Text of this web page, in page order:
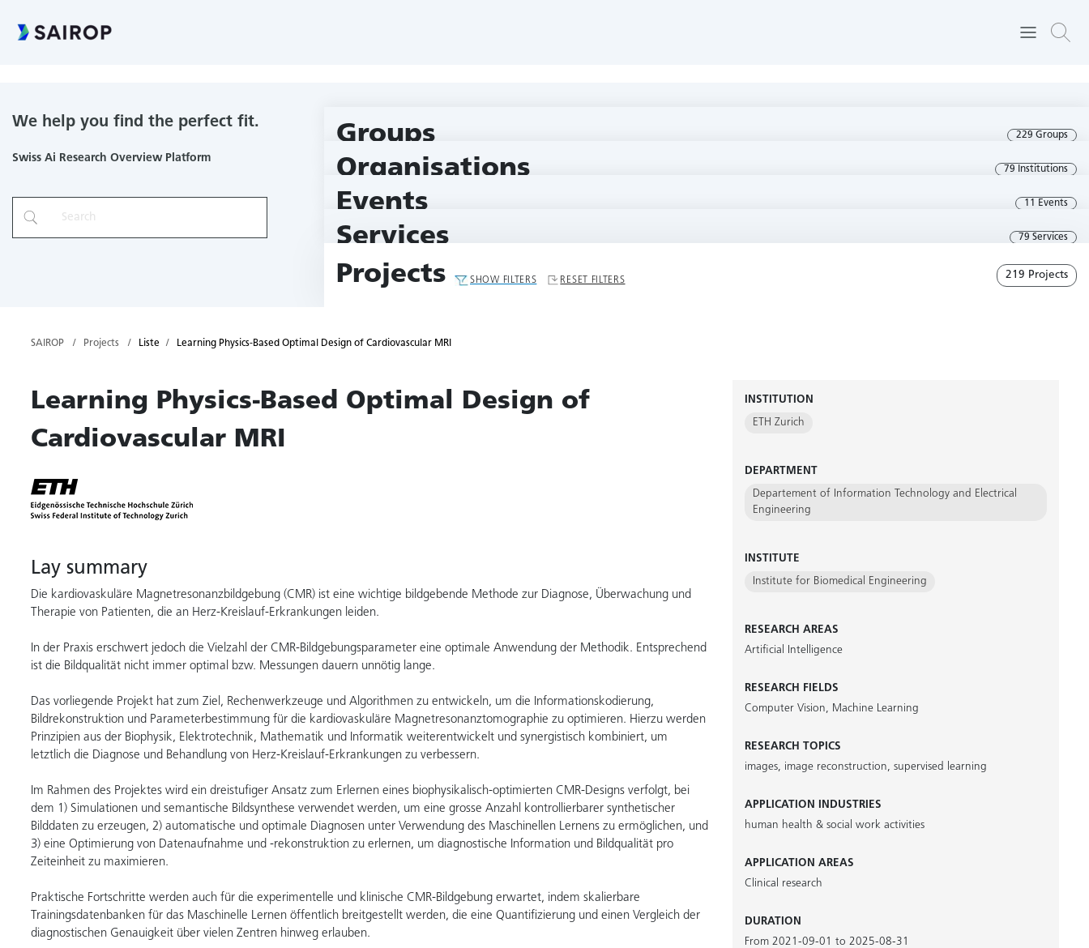
We help you find the perfect fit.
Swiss Ai Research Overview Platform
Groups 229 Groups
Organisations 79 Institutions
Events 11 Events
Services 79 Services
Projects SHOW FILTERS RESET FILTERS 219 Projects
SAIROP Projects Liste Learning Physics-Based Optimal Design of Cardiovascular MRI
Learning Physics-Based Optimal Design of
Cardiovascular MRI
Lay summary
Die kardiovaskuläre Magnetresonanzbildgebung (CMR) ist eine wichtige bildgebende Methode zur Diagnose, Überwachung und
Therapie von Patienten, die an Herz-Kreislauf-Erkrankungen leiden.
In der Praxis erschwert jedoch die Vielzahl der CMR-Bildgebungsparameter eine optimale Anwendung der Methodik. Entsprechend
ist die Bildqualität nicht immer optimal bzw. Messungen dauern unnötig lange.
Das vorliegende Projekt hat zum Ziel, Rechenwerkzeuge und Algorithmen zu entwickeln, um die Informationskodierung,
Bildrekonstruktion und Parameterbestimmung für die kardiovaskuläre Magnetresonanztomographie zu optimieren. Hierzu werden
Prinzipien aus der Biophysik, Elektrotechnik, Mathematik und Informatik weiterentwickelt und synergistisch kombiniert, um
letztlich die Diagnose und Behandlung von Herz-Kreislauf-Erkrankungen zu verbessern.
Im Rahmen des Projektes wird ein dreistufiger Ansatz zum Erlernen eines biophysikalisch-optimierten CMR-Designs verfolgt, bei
dem 1) Simulationen und semantische Bildsynthese verwendet werden, um eine grosse Anzahl kontrollierbarer synthetischer
Bilddaten zu erzeugen, 2) automatische und optimale Diagnosen unter Verwendung des Maschinellen Lernens zu ermöglichen, und
3) eine Optimierung von Datenaufnahme und -rekonstruktion zu erlernen, um diagnostische Information und Bildqualität pro
Zeiteinheit zu maximieren.
Praktische Fortschritte werden auch für die experimentelle und klinische CMR-Bildgebung erwartet, indem skalierbare
Trainingsdatenbanken für das Maschinelle Lernen öffentlich breitgestellt werden, die eine Quantifizierung und einen Vergleich der
diagnostischen Genauigkeit über vielen Zentren hinweg erlauben.
INSTITUTION
ETH Zurich
DEPARTMENT
Departement of Information Technology and Electrical
Engineering
INSTITUTE
Institute for Biomedical Engineering
RESEARCH AREAS
Artificial Intelligence
RESEARCH FIELDS
Computer Vision, Machine Learning
RESEARCH TOPICS
images, image reconstruction, supervised learning
APPLICATION INDUSTRIES
human health & social work activities
APPLICATION AREAS
Clinical research
DURATION
From 2021-09-01 to 2025-08-31